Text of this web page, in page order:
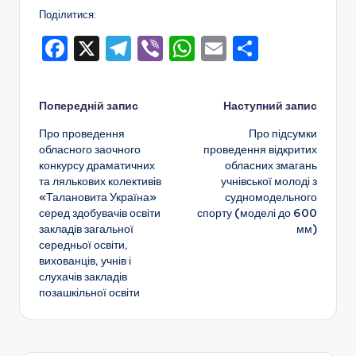
н
н
т
а
п
о
з
а
ш
кі
л
Поділитися:
F
c
e
b
o
o
k
X
T
e
a
m
Vi W
A
E
ai ді
л
и
т
и
с
Навігація
по
запису
Попередній запис
Про проведення
обласного заочного
конкурсу драматичних
та лялькових колективів
«Талановита Україна»
серед здобувачів освіти
закладів загальної
середньої освіти,
вихованців, учнів і
слухачів закладів
позашкільної освіти
Наступний запис
Про підсумки
проведення відкритих
обласних змагань
учнівської молоді з
судномодельного
спорту (моделі до 600
мм)